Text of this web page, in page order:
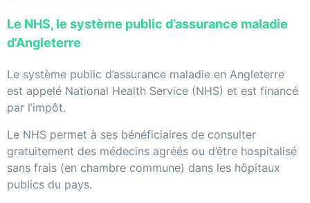
Le NHS, le système public d’assurance maladie
d’Angleterre
Le système public d’assurance maladie en Angleterre
est appelé National Health Service (NHS) et est financé
par l’impôt.
Le NHS permet à ses bénéficiaires de consulter
gratuitement des médecins agréés ou d’être hospitalisé
sans frais (en chambre commune) dans les hôpitaux
publics du pays.